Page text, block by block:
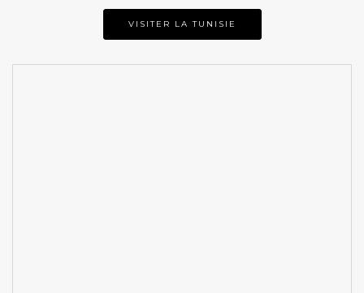
VISITER LA TUNISIE